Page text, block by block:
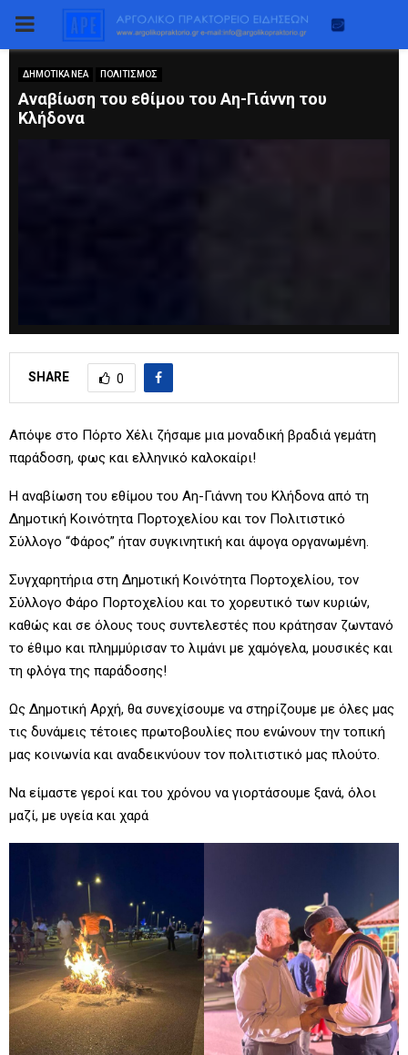
PRIMARY
MENU
ΔΗΜΟΤΙΚΑ ΝΕΑ ΠΟΛΙΤΙΣΜΟΣ
Aναβίωση του εθίμου του Αη-Γιάννη του
Κλήδονα
SHARE 0
Απόψε στο Πόρτο Χέλι ζήσαμε μια μοναδική βραδιά γεμάτη
παράδοση, φως και ελληνικό καλοκαίρι!
Η αναβίωση του εθίμου του Αη-Γιάννη του Κλήδονα από τη
Δημοτική Κοινότητα Πορτοχελίου και τον Πολιτιστικό
Σύλλογο “Φάρος” ήταν συγκινητική και άψογα οργανωμένη.
Συγχαρητήρια στη Δημοτική Κοινότητα Πορτοχελίου, τον
Σύλλογο Φάρο Πορτοχελίου και το χορευτικό των κυριών,
καθώς και σε όλους τους συντελεστές που κράτησαν ζωντανό
το έθιμο και πλημμύρισαν το λιμάνι με χαμόγελα, μουσικές και
τη φλόγα της παράδοσης!
Ως Δημοτική Αρχή, θα συνεχίσουμε να στηρίζουμε με όλες μας
τις δυνάμεις τέτοιες πρωτοβουλίες που ενώνουν την τοπική
μας κοινωνία και αναδεικνύουν τον πολιτιστικό μας πλούτο.
Να είμαστε γεροί και του χρόνου να γιορτάσουμε ξανά, όλοι
μαζί, με υγεία και χαρά